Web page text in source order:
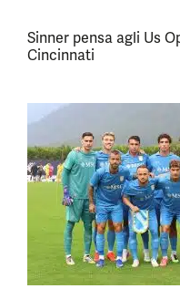
Sinner pensa agli Us
Cincinnati